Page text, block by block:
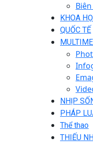
KHOA
QUỐC TẾ
NHỊP
PHÁP
Thể thao
THIẾU